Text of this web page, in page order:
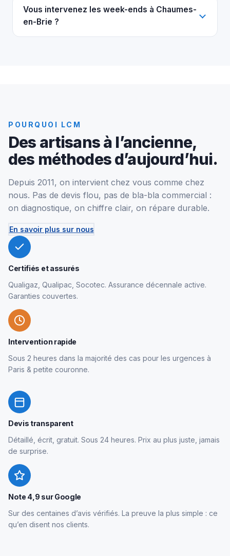
Vous intervenez les week-ends à Chaumes-
en-Brie ?
POURQUOI LCM
Des artisans à l’ancienne,
des méthodes d’aujourd’hui.
Depuis 2011, on intervient chez vous comme chez
nous. Pas de devis flou, pas de bla-bla commercial :
on diagnostique, on chiffre clair, on répare durable.
En savoir plus sur nous
Certifiés et assurés
Qualigaz, Qualipac, Socotec. Assurance décennale active.
Garanties couvertes.
Intervention rapide
Sous 2 heures dans la majorité des cas pour les urgences à
Paris & petite couronne.
Devis transparent
Détaillé, écrit, gratuit. Sous 24 heures. Prix au plus juste, jamais
de surprise.
Note 4,9 sur Google
Sur des centaines d’avis vérifiés. La preuve la plus simple : ce
qu’en disent nos clients.